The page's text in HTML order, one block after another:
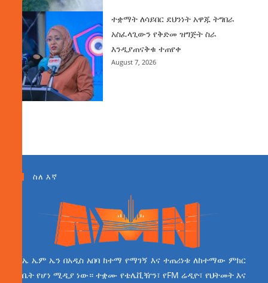
ተቋማት ለሳይበር ደህንነት አዋጁ ትግበራ
አስፈላጊውን የቅድመ ዝግጅት ስራ
እንዲያጠናቅቁ ተጠየቀ
August 7, 2026
ስለ እኛ
ኤ ኤም ኤን በአዲስ አበባ ከተማ የማገኝ እና ተጠሪነቱ ለከተማው ምክር
ቤት የሆነ ሚዲያ ነው። ተቋሙ የቴሌቪዥን፣ የFM ሬዲዮ፣ የህትመት እና